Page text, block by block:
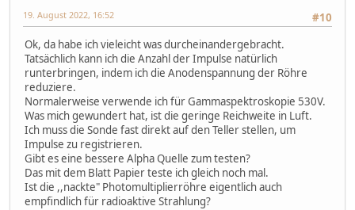
#10
19. August 2022, 16:52
Ok, da habe ich vieleicht was durcheinandergebracht.
Tatsächlich kann ich die Anzahl der Impulse natürlich
runterbringen, indem ich die Anodenspannung der Röhre
reduziere.
Normalerweise verwende ich für Gammaspektroskopie 530V.
Was mich gewundert hat, ist die geringe Reichweite in Luft.
Ich muss die Sonde fast direkt auf den Teller stellen, um
Impulse zu registrieren.
Gibt es eine bessere Alpha Quelle zum testen?
Das mit dem Blatt Papier teste ich gleich noch mal.
Ist die ,,nackte" Photomultiplierröhre eigentlich auch
empfindlich für radioaktive Strahlung?